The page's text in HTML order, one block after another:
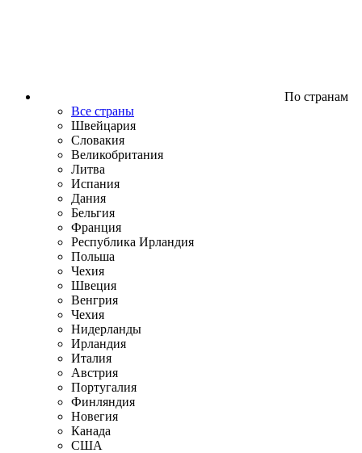
По странам
Все страны
Швейцария
Словакия
Великобритания
Литва
Испания
Дания
Бельгия
Франция
Республика Ирландия
Польша
Чехия
Швеция
Венгрия
Чехия
Нидерланды
Ирландия
Италия
Австрия
Португалия
Финляндия
Новегия
Канада
США